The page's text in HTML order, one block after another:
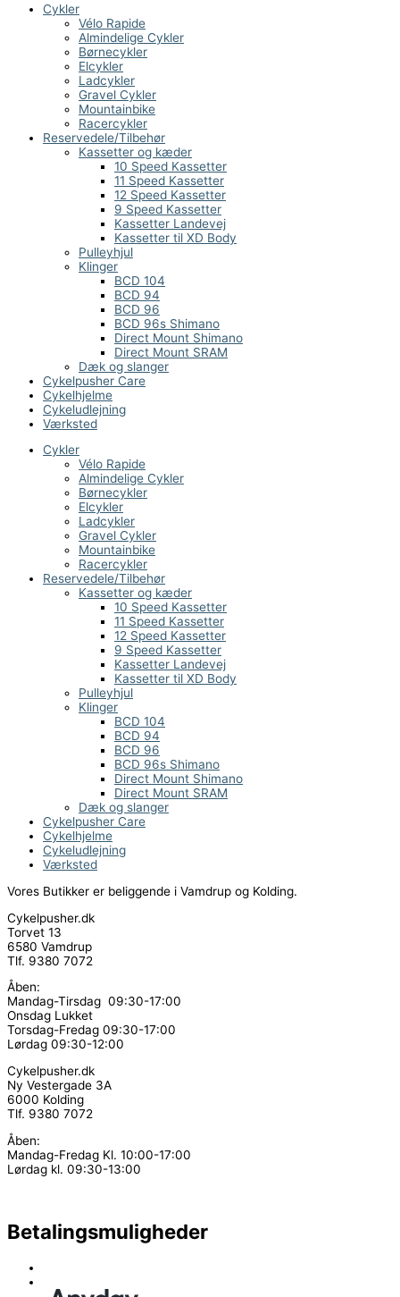
Cykler
Vélo Rapide
Almindelige Cykler
Børnecykler
Elcykler
Ladcykler
Gravel Cykler
Mountainbike
Racercykler
Reservedele/Tilbehør
Kassetter og kæder
10 Speed Kassetter
11 Speed Kassetter
12 Speed Kassetter
9 Speed Kassetter
Kassetter Landevej
Kassetter til XD Body
Pulleyhjul
Klinger
BCD 104
BCD 94
BCD 96
BCD 96s Shimano
Direct Mount Shimano
Direct Mount SRAM
Dæk og slanger
Cykelpusher Care
Cykelhjelme
Cykeludlejning
Værksted
Cykler
Vélo Rapide
Almindelige Cykler
Børnecykler
Elcykler
Ladcykler
Gravel Cykler
Mountainbike
Racercykler
Reservedele/Tilbehør
Kassetter og kæder
10 Speed Kassetter
11 Speed Kassetter
12 Speed Kassetter
9 Speed Kassetter
Kassetter Landevej
Kassetter til XD Body
Pulleyhjul
Klinger
BCD 104
BCD 94
BCD 96
BCD 96s Shimano
Direct Mount Shimano
Direct Mount SRAM
Dæk og slanger
Cykelpusher Care
Cykelhjelme
Cykeludlejning
Værksted
Vores Butikker er beliggende i Vamdrup og Kolding.
Cykelpusher.dk
Torvet 13
6580 Vamdrup
Tlf. 9380 7072
Åben:
Mandag-Tirsdag 09:30-17:00
Onsdag Lukket
Torsdag-Fredag 09:30-17:00
Lørdag 09:30-12:00
Cykelpusher.dk
Ny Vestergade 3A
6000 Kolding
Tlf. 9380 7072
Åben:
Mandag-Fredag Kl. 10:00-17:00
Lørdag kl. 09:30-13:00
Betalingsmuligheder